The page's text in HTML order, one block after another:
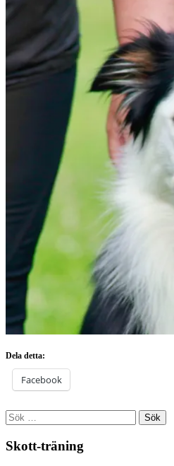
Dela detta:
Facebook
Sök
efter:
Skott-träning